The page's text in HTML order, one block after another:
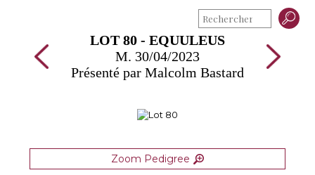
LOT 80 - EQUULEUS
M. 30/04/2023
Présenté par Malcolm Bastard
Zoom Pedigree